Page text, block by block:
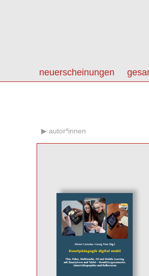
neuerscheinungen
autor*innen